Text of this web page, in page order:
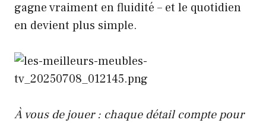
gagne vraiment en fluidité – et le quotidien
en devient plus simple.
À vous de jouer : chaque détail compte pour